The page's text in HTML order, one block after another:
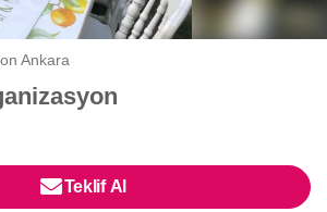
Ankara
Teklif Al